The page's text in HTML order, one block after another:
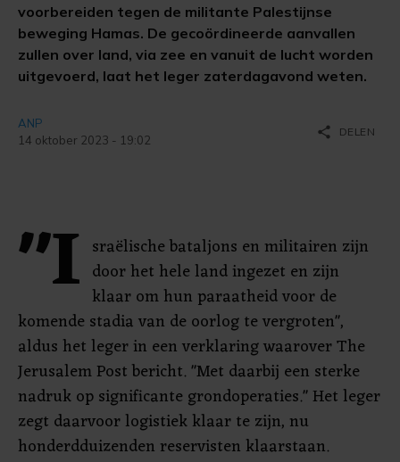
voorbereiden tegen de militante Palestijnse
beweging Hamas. De gecoördineerde aanvallen
zullen over land, via zee en vanuit de lucht worden
uitgevoerd, laat het leger zaterdagavond weten.
ANP
14 oktober 2023 - 19:02
share DELEN
"I sraëlische bataljons en militairen zijn
door het hele land ingezet en zijn
klaar om hun paraatheid voor de
komende stadia van de oorlog te vergroten",
aldus het leger in een verklaring waarover The
Jerusalem Post bericht. "Met daarbij een sterke
nadruk op significante grondoperaties." Het leger
zegt daarvoor logistiek klaar te zijn, nu
honderdduizenden reservisten klaarstaan.